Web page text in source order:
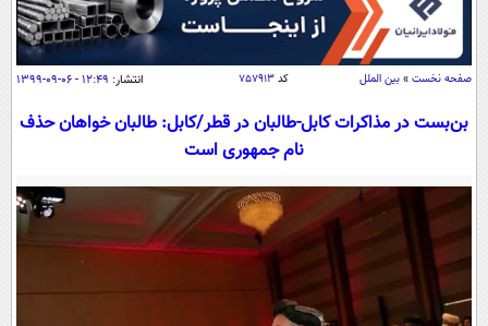
سواد زندگی
اقتصاد
اقتصادی
خودرو
جامعه
اجتماعی
حوادث
سلامت
ورزشی
بین الملل
سیاست خارجی
فرهنگ و هنر
علم و دانش
صفحه نخست » بین الملل کد۷۵۷۹۱۳ انتشار: ۱۲:۴۹ - ۰۶-۰۹-۱۳۹۹
بن‌بست در مذاکرات کابل-طالبان در قطر/کابل: طالبان خواهان حذف
نام جمهوری است